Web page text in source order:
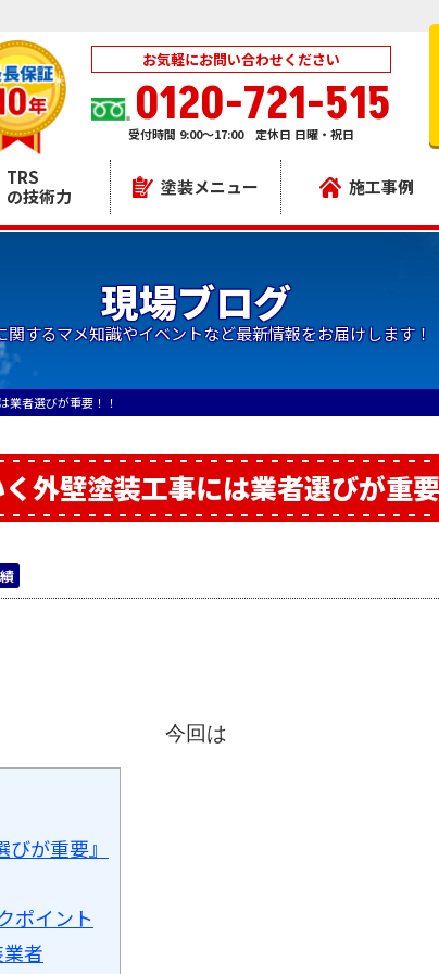
お気軽にお問い合わせください
0120-721-515
受付時間 9:00～17:00 定休日 日曜・祝日
TRS
の技術力
塗装メニュー 施工事例
現場ブログ
関するマメ知識やイベントなど最新情報をお届けします！
業者選びが重要！！
外壁塗装工事には業者選びが重
今回は
が重要』
ポイント
者